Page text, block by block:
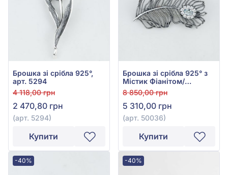
Брошка зі срібла 925°,
арт. 5294
4 118,00 грн
2 470,80 грн
(арт. 5294)
Купити
Брошка зі срібла 925° з
Містик Фіанітом/
куб.цирконієм та
Фіанітом/куб.цирконієм,
арт. 50036
8 850,00 грн
5 310,00 грн
(арт. 50036)
Купити
-40% -40%